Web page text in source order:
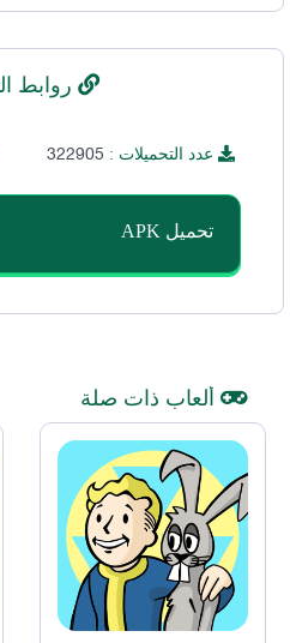
روابط
عدد التحميلات : 322905
تحميل APK
ألعاب ذات صلة